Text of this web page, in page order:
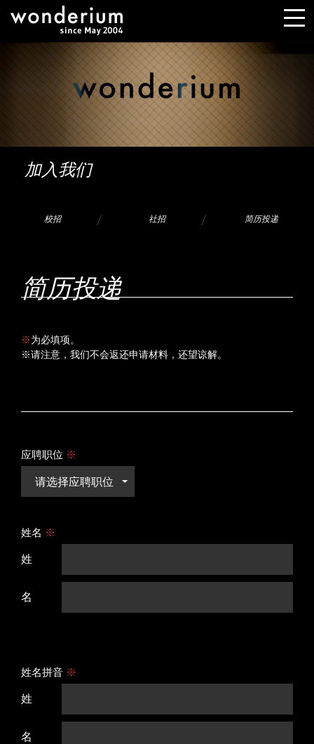
加入我们
校招 社招 简历投递
简历投递
※为必填项。
※请注意，我们不会返还申请材料，还望谅解。
应聘职位 ※
请选择应聘职位
姓名 ※
姓
名
姓名拼音 ※
姓
名